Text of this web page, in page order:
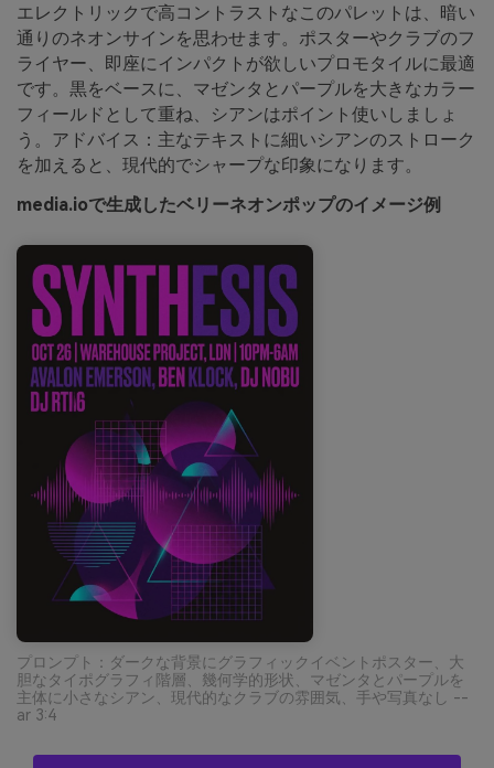
エレクトリックで高コントラストなこのパレットは、暗い
通りのネオンサインを思わせます。ポスターやクラブのフ
ライヤー、即座にインパクトが欲しいプロモタイルに最適
です。黒をベースに、マゼンタとパープルを大きなカラー
フィールドとして重ね、シアンはポイント使いしましょ
う。アドバイス：主なテキストに細いシアンのストローク
を加えると、現代的でシャープな印象になります。
media.ioで生成したベリーネオンポップのイメージ例
プロンプト：ダークな背景にグラフィックイベントポスター、大
胆なタイポグラフィ階層、幾何学的形状、マゼンタとパープルを
主体に小さなシアン、現代的なクラブの雰囲気、手や写真なし --
ar 3:4